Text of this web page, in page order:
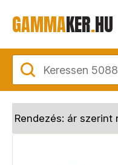
GAMMAKER.HU